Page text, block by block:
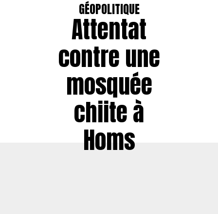
GÉOPOLITIQUE
Attentat
contre une
mosquée
chiite à
Homs